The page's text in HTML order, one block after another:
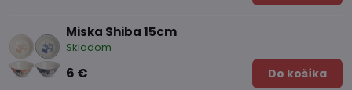
Miska Shiba 15cm
Skladom
6 € Do košíka